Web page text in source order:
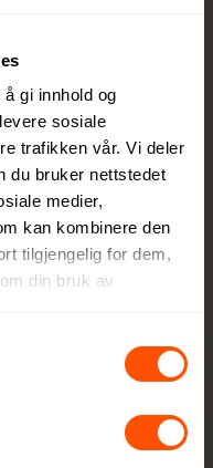
gi innhold og
sosiale
trafikken vår. Vi deler
du bruker nettstedet
medier,
kan kombinere den
tilgjengelig for dem,
din bruk av
før vi setter